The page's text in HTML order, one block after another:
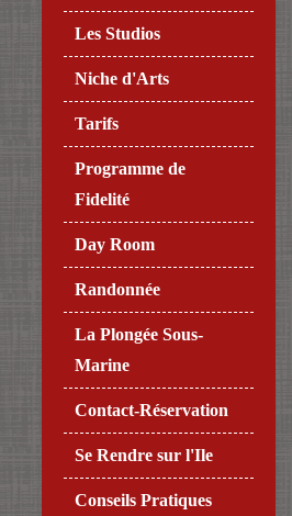
Les Studios
Niche d'Arts
Tarifs
Programme de
Fidelité
Day Room
Randonnée
La Plongée Sous-
Marine
Contact-Réservation
Se Rendre sur l'Ile
Conseils Pratiques